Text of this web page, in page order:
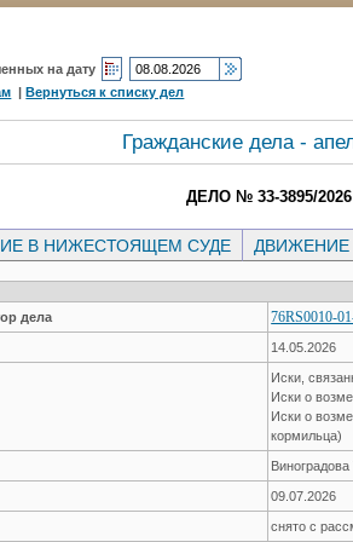
на дату
|Вернуться к списку дел
Гражданские дела -
ДЕЛО № 33-3895/2026
В НИЖЕСТОЯЩЕМ СУДЕ ДВИЖЕНИЕ
дела
76RS0010-
14.05.2026
Иски,
Иски о
Иски о
кормильца)
09.07.2026
снято с